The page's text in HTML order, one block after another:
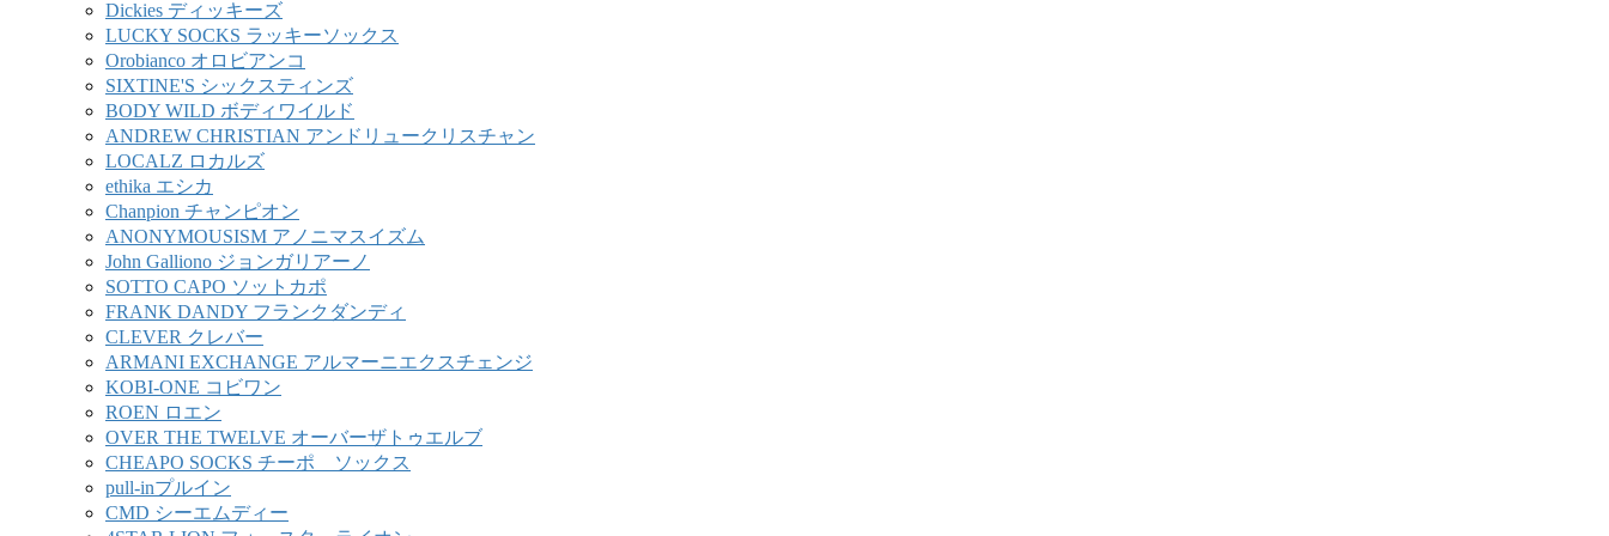
Dickies ディッキーズ
LUCKY SOCKS ラッキーソックス
Orobianco オロビアンコ
SIXTINE'S シックスティンズ
BODY WILD ボディワイルド
ANDREW CHRISTIAN アンドリュークリスチャン
LOCALZ ロカルズ
ethika エシカ
Chanpion チャンピオン
ANONYMOUSISM アノニマスイズム
John Galliono ジョンガリアーノ
SOTTO CAPO ソットカポ
FRANK DANDY フランクダンディ
CLEVER クレバー
ARMANI EXCHANGE アルマーニエクスチェンジ
KOBI-ONE コビワン
ROEN ロエン
OVER THE TWELVE オーバーザトゥエルブ
CHEAPO SOCKS チーポ ソックス
pull-inプルイン
CMD シーエムディー